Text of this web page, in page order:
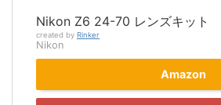
Nikon Z6 24-70 レンズキット
created by Rinker
Nikon
Amazon